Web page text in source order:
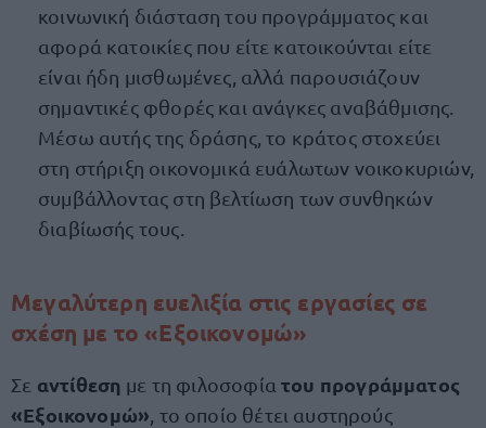
κοινωνική διάσταση του προγράμματος και
αφορά κατοικίες που είτε κατοικούνται είτε
είναι ήδη μισθωμένες, αλλά παρουσιάζουν
σημαντικές φθορές και ανάγκες αναβάθμισης.
Μέσω αυτής της δράσης, το κράτος στοχεύει
στη στήριξη οικονομικά ευάλωτων νοικοκυριών,
συμβάλλοντας στη βελτίωση των συνθηκών
διαβίωσής τους.
Μεγαλύτερη ευελιξία στις εργασίες σε
σχέση με το «Εξοικονομώ»
Σε αντίθεση με τη φιλοσοφίατου προγράμματος
«Εξοικονομώ» , το οποίο θέτει αυστηρούς